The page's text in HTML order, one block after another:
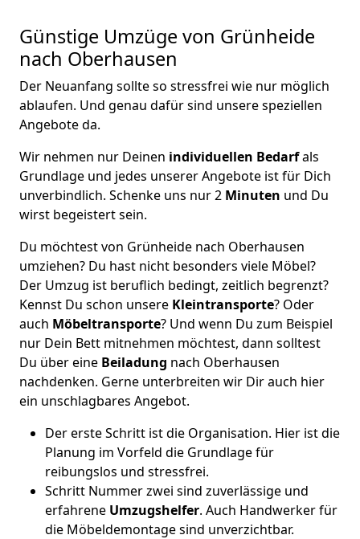
Günstige Umzüge von Grünheide
nach Oberhausen
Der Neuanfang sollte so stressfrei wie nur möglich
ablaufen. Und genau dafür sind unsere speziellen
Angebote da.
Wir nehmen nur Deinen individuellen Bedarfals
Grundlage und jedes unserer Angebote ist für Dich
unverbindlich. Schenke uns nur 2 Minuten und Du
wirst begeistert sein.
Du möchtest von Grünheide nach Oberhausen
umziehen? Du hast nicht besonders viele Möbel?
Der Umzug ist beruflich bedingt, zeitlich begrenzt?
Kennst Du schon unsere Kleintransporte? Oder
auch Möbeltransporte? Und wenn Du zum Beispiel
nur Dein Bett mitnehmen möchtest, dann solltest
Du über eine Beiladung nach Oberhausen
nachdenken. Gerne unterbreiten wir Dir auch hier
ein unschlagbares Angebot.
Der erste Schritt ist die Organisation. Hier ist die
Planung im Vorfeld die Grundlage für
reibungslos und stressfrei.
Schritt Nummer zwei sind zuverlässige und
erfahrene Umzugshelfer. Auch Handwerker für
die Möbeldemontage sind unverzichtbar.